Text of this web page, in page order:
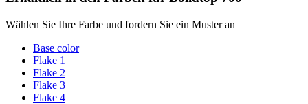
Wählen Sie Ihre Farbe und fordern Sie ein Muster an
Base color
Flake 1
Flake 2
Flake 3
Flake 4